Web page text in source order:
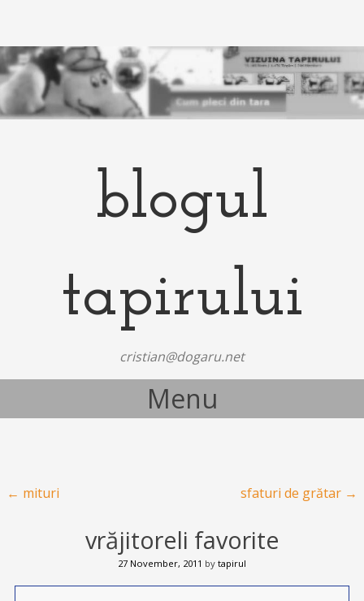
blogul
tapirului
cristian@dogaru.net
Menu
Post navigation
← mituri sfaturi de grătar →
vrăjitoreli favorite
27 November, 2011 by tapirul